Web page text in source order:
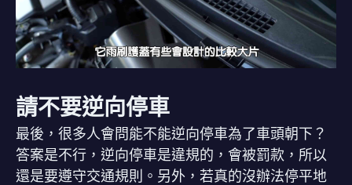
請不要逆向停車
最後，很多人會問能不能逆向停車為了車頭朝下？
答案是不行，逆向停車是違規的，會被罰款，所以
還是要遵守交通規則。另外，若真的沒辦法停平地